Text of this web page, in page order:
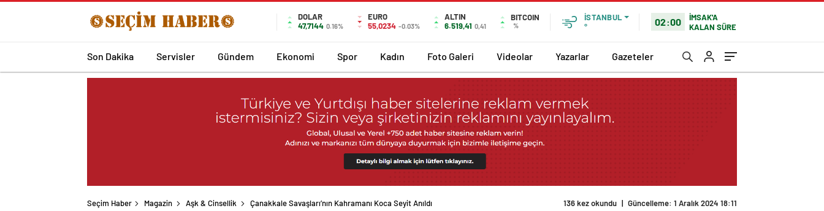
DOLAR
47,7144 0.16%
EURO
55,0234 -0.03%
ALTIN
6.519,41 0,41
BITCOIN
%
İSTANBUL
°
02:00
İMSAK'A
KALAN SÜRE
Son Dakika Servisler Gündem Ekonomi Spor Kadın Foto Galeri Videolar Yazarlar Gazeteler
Seçim Haber Magazin Aşk & Cinsellik Çanakkale Savaşları’nın Kahramanı Koca Seyit Anıldı 136 kez okundu | Güncelleme: 1 Aralık 2024 18:11